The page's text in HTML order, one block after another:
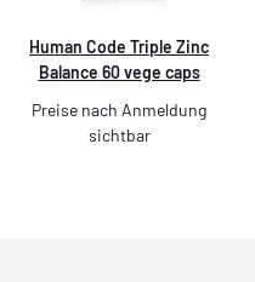
Human Code Triple Zinc
Balance 60 vege caps
Preise nach Anmeldung
sichtbar